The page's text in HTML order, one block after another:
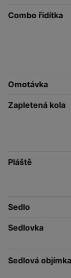
Combo řidítka
Omotávka
Zapletená kola
Pláště
Sedlo
Sedlovka
Sedlová objímka